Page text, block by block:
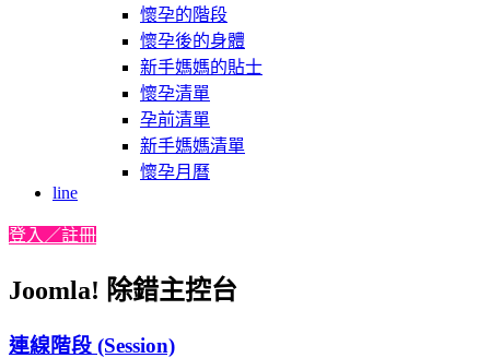
懷孕的階段
懷孕後的身體
新手媽媽的貼士
懷孕清單
孕前清單
新手媽媽清單
懷孕月曆
line
登入／註冊
Joomla! 除錯主控台
連線階段 (Session)